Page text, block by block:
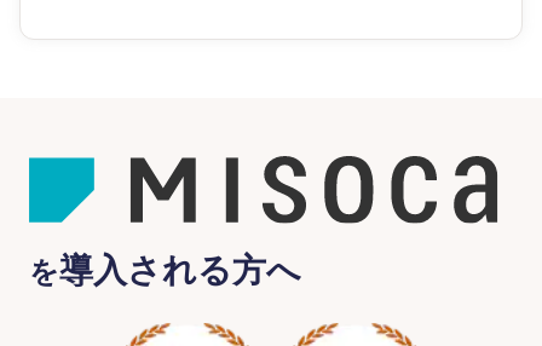
を導入される方へ